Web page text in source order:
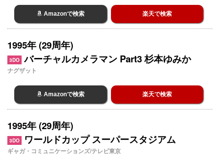
Amazonで検索 楽天で検索
1995年 (29周年)
3DO バーチャルカメラマン Part3 杉本ゆみか
ナグザット
Amazonで検索 楽天で検索
1995年 (29周年)
3DO ワールドカップ スーパースタジアム
ギャガ・コミュニケーションズ/テレビ東京